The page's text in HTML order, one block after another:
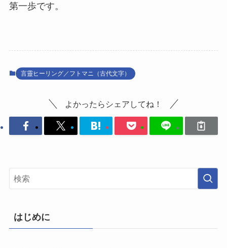
第一歩です。
言靈ヒーリング／フトマニ（古代文字）
よかったらシェアしてね！
はじめに